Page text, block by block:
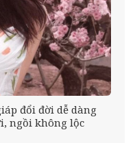
đổi đời dễ dàng
ngồi không lộc